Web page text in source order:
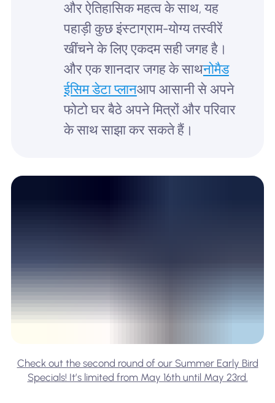
और ऐतिहासिक महत्व के साथ, यह
पहाड़ी कुछ इंस्टाग्राम-योग्य तस्वीरें
खींचने के लिए एकदम सही जगह है।
और एक शानदार जगह के साथनोमैड
ईसिम डेटा प्लानआप आसानी से अपने
फोटो घर बैठे अपने मित्रों और परिवार
के साथ साझा कर सकते हैं।
Check out the second round of our Summer Early Bird
Specials! It’s limited from May 16th until May 23rd.